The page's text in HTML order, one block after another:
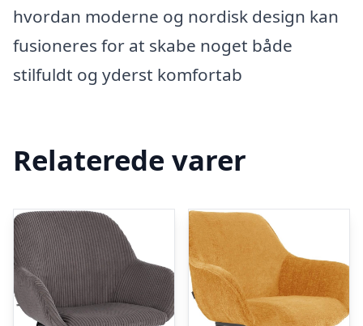
hvordan moderne og nordisk design kan
fusioneres for at skabe noget både
stilfuldt og yderst komfortab
Relaterede varer